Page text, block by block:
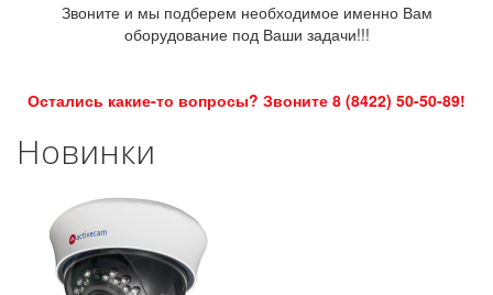
Звоните и мы подберем необходимое именно Вам
оборудование под Ваши задачи!!!
Остались какие-то вопросы? Звоните 8 (8422) 50-50-89!
Новинки